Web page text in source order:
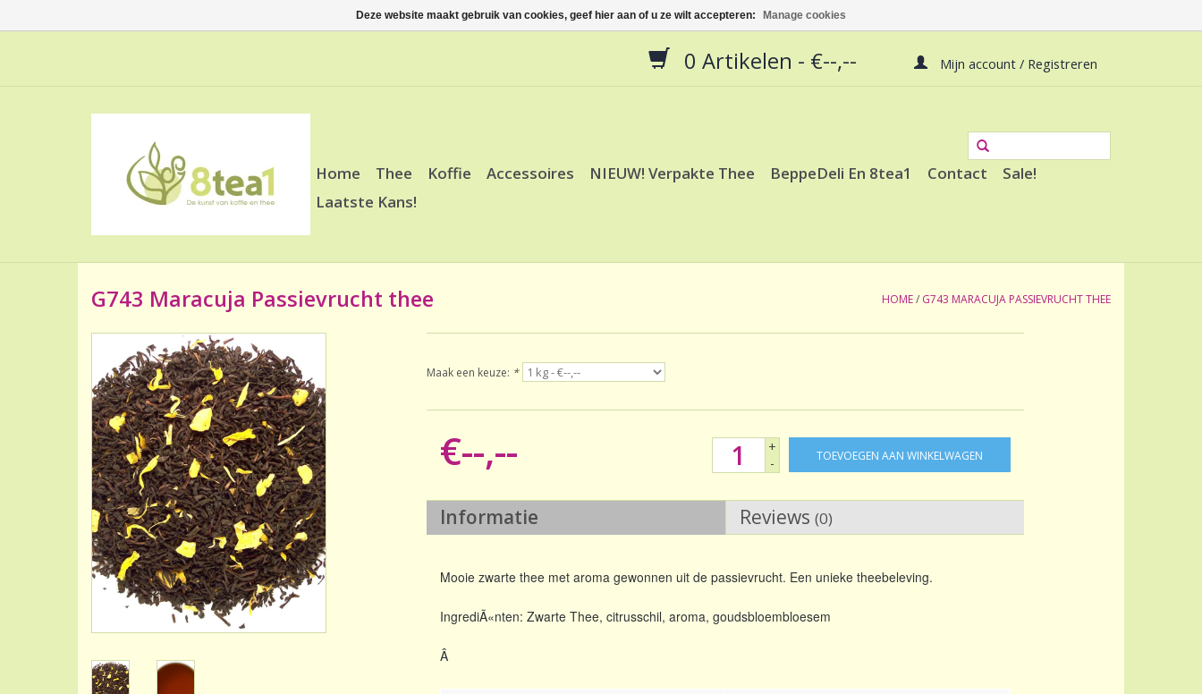
0 Artikelen - €--,-- Mijn account / Registreren
Home Thee Koffie Accessoires NIEUW! Verpakte Thee BeppeDeli En 8tea1 Contact
Sale!
Laatste Kans!
G743 Maracuja Passievrucht thee HOME/ G743 MARACUJA PASSIEVRUCHT THEE
Maak een keuze: *
€--,--
+
-
TOEVOEGEN AAN WINKELWAGEN
Informatie Reviews (0)
Mooie zwarte thee met aroma gewonnen uit de passievrucht. Een unieke theebeleving.
IngrediÃ«nten: Zwarte Thee, citrusschil, aroma, goudsbloembloesem
Â
Deze website maakt gebruik van cookies, geef hier aan of u ze wilt accepteren: Manage cookies